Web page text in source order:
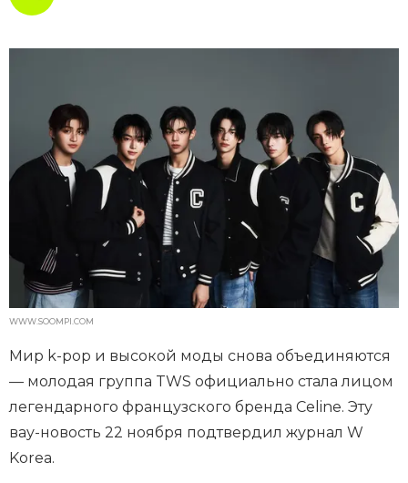
WWW.SOOMPI.COM
Мир k-pop и высокой моды снова объединяются
— молодая группа TWS официально стала лицом
легендарного французского бренда Celine. Эту
вау-новость 22 ноября подтвердил журнал W
Korea.